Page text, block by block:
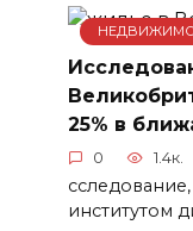
25% в
0 1.4к.
институтом